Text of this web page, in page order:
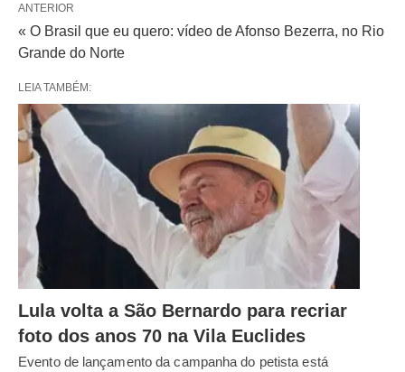
ANTERIOR
« O Brasil que eu quero: vídeo de Afonso Bezerra, no Rio
Grande do Norte
LEIA TAMBÉM:
Lula volta a São Bernardo para recriar
foto dos anos 70 na Vila Euclides
Evento de lançamento da campanha do petista está